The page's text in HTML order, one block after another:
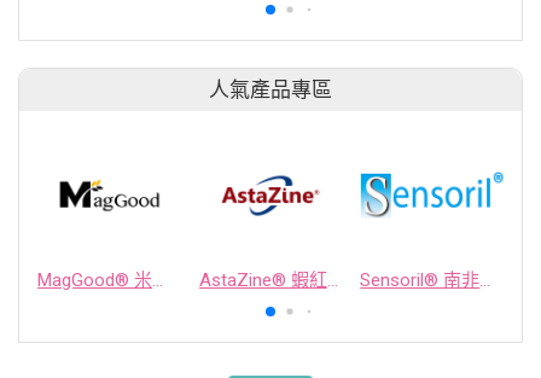
人氣產品專區
MagGood® 米源鎂® 米糠濃縮物 AstaZine® 蝦紅素 Sensoril® 南非醉茄萃取物